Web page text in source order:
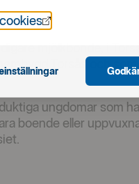
Öppnas i nytt
mjölkbonde, i
Torsås och som
ungdomar som
boende eller